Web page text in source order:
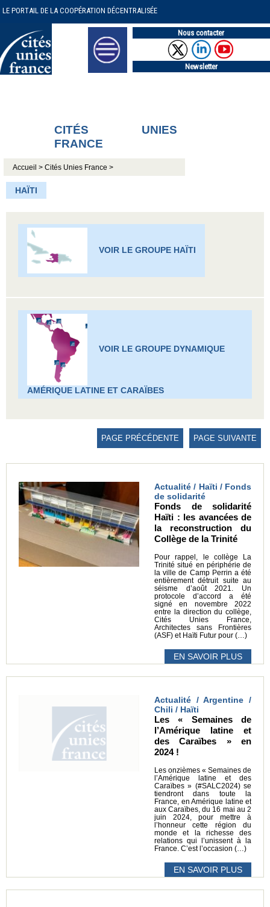
LE PORTAIL DE LA COOPÉRATION DÉCENTRALISÉE
Nous contacter
Newsletter
CITÉS UNIES
FRANCE
Accueil >Cités Unies France >
HAÏTI
VOIR LE GROUPE HAÏTI
VOIR LE GROUPE DYNAMIQUE
AMÉRIQUE LATINE ET CARAÏBES
PAGE PRÉCÉDENTE PAGE SUIVANTE
Actualité / Haïti / Fonds
de solidarité
Fonds de solidarité
Haïti : les avancées de
la reconstruction du
Collège de la Trinité
Pour rappel, le collège La
Trinité situé en périphérie de
la ville de Camp Perrin a été
entièrement détruit suite au
séisme d’août 2021. Un
protocole d’accord a été
signé en novembre 2022
entre la direction du collège,
Cités Unies France,
Architectes sans Frontières
(ASF) et Haïti Futur pour (…)
EN SAVOIR PLUS
Actualité / Argentine /
Chili / Haïti
Les « Semaines de
l’Amérique latine et
des Caraïbes » en
2024 !
Les onzièmes « Semaines de
l’Amérique latine et des
Caraïbes » (#SALC2024) se
tiendront dans toute la
France, en Amérique latine et
aux Caraïbes, du 16 mai au 2
juin 2024, pour mettre à
l’honneur cette région du
monde et la richesse des
relations qui l’unissent à la
France. C’est l’occasion (…)
EN SAVOIR PLUS